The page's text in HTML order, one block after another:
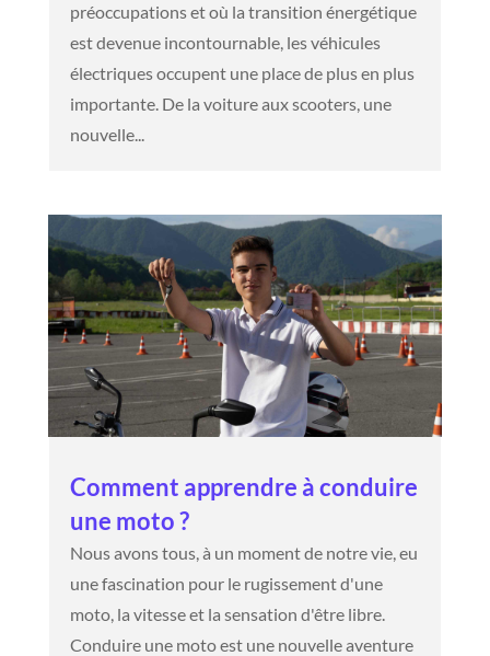
préoccupations et où la transition énergétique
est devenue incontournable, les véhicules
électriques occupent une place de plus en plus
importante. De la voiture aux scooters, une
nouvelle...
Comment apprendre à conduire
une moto ?
Nous avons tous, à un moment de notre vie, eu
une fascination pour le rugissement d'une
moto, la vitesse et la sensation d'être libre.
Conduire une moto est une nouvelle aventure